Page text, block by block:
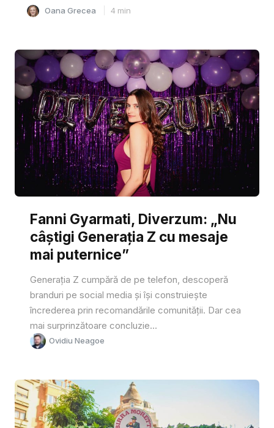
Oana Grecea 4 min
Fanni Gyarmati, Diverzum: „Nu
câștigi Generația Z cu mesaje
mai puternice”
Generația Z cumpără de pe telefon, descoperă
branduri pe social media și își construiește
încrederea prin recomandările comunității. Dar cea
mai surprinzătoare concluzie...
Ovidiu Neagoe